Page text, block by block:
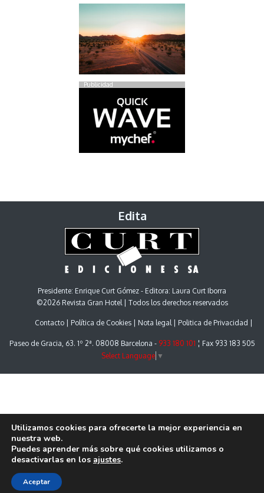
Publicidad
Edita
Presidente: Enrique Curt Gómez - Editora: Laura Curt Iborra
©2026 Revista Gran Hotel | Todos los derechos reservados
Contacto Política de Cookies Nota legal Politica de Privacidad
Paseo de Gracia, 63. 1º 2ª. 08008 Barcelona - 933 180 101 ¦ Fax 933 183 505
Select Language ▼
Utilizamos cookies para ofrecerte la mejor experiencia en
nuestra web.
Puedes aprender más sobre qué cookies utilizamos o
desactivarlas en los ajustes.
Aceptar